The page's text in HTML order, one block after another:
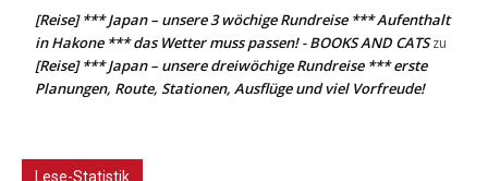
[Reise] *** Japan – unsere 3 wöchige Rundreise *** Aufenthalt
in Hakone *** das Wetter muss passen! - BOOKS AND CATSzu
[Reise] *** Japan – unsere dreiwöchige Rundreise *** erste
Planungen, Route, Stationen, Ausflüge und viel Vorfreude!
Lese-Statistik